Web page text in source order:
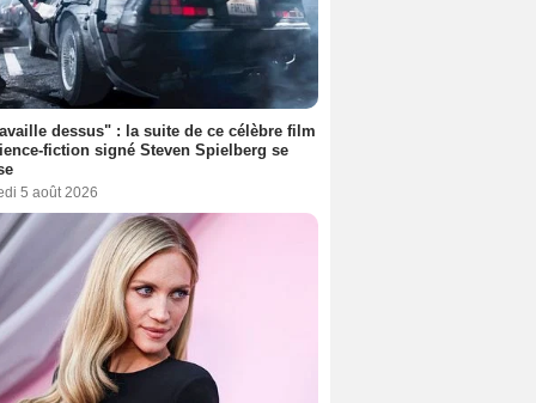
dessus" : la suite de ce célèbre film
fiction signé Steven Spielberg se
5 août 2026